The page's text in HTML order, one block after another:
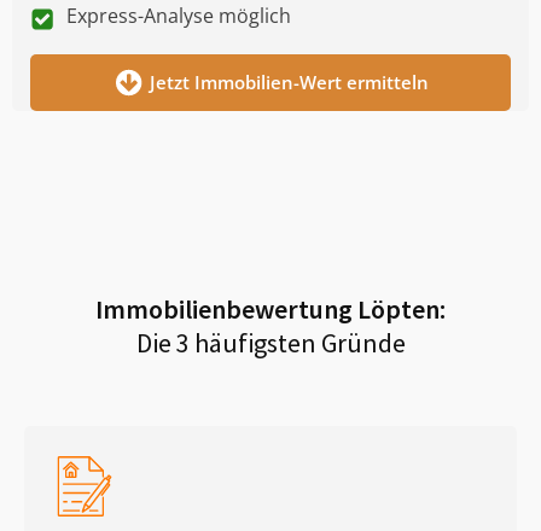
Express-Analyse möglich
Jetzt Immobilien-Wert ermitteln
Immobilienbewertung Löpten:
Die 3 häufigsten Gründe